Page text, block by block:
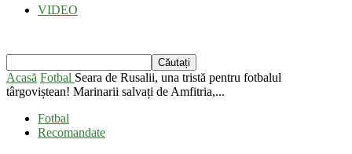
VIDEO
Acasă Fotbal Seara de Rusalii, una tristă pentru fotbalul
târgoviștean! Marinarii salvați de Amfitria,...
Fotbal
Recomandate